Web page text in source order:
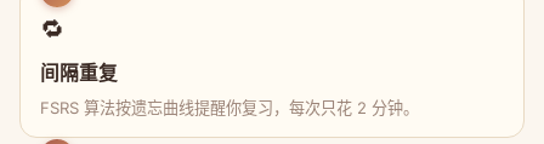
🔁
间隔重复
FSRS 算法按遗忘曲线提醒你复习，每次只花 2 分钟。